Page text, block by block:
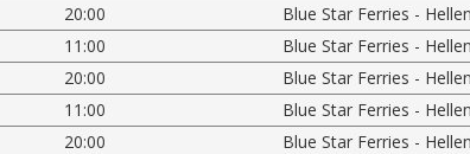
20:00 Blue Star Ferries -
11:00 Blue Star Ferries -
20:00 Blue Star Ferries -
11:00 Blue Star Ferries -
20:00 Blue Star Ferries -